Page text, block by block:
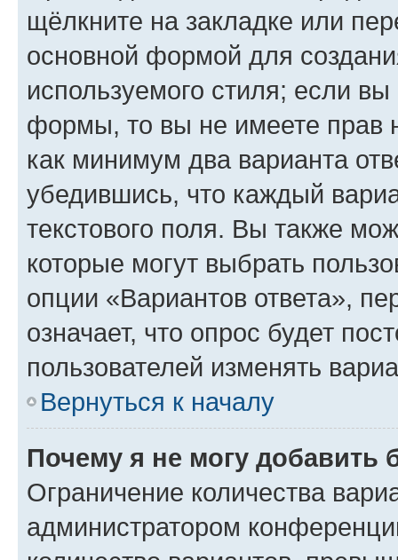
щёлкните на закладке или
основной формой для
используемого стиля; если
формы, то вы не имеете прав
как минимум два варианта
убедившись, что каждый
текстового поля. Вы также
которые могут выбрать
опции «Вариантов ответа»,
означает, что опрос будет
пользователей изменять
Вернуться к началу
Почему я не могу добавить
Ограничение количества
администратором